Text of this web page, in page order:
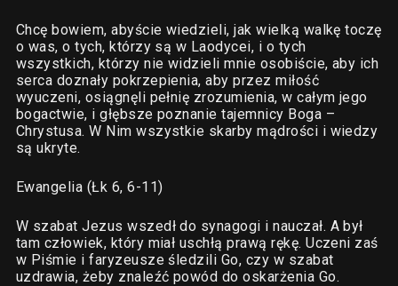
Chcę bowiem, abyście wiedzieli, jak wielką walkę toczę
o was, o tych, którzy są w Laodycei, i o tych
wszystkich, którzy nie widzieli mnie osobiście, aby ich
serca doznały pokrzepienia, aby przez miłość
wyuczeni, osiągnęli pełnię zrozumienia, w całym jego
bogactwie, i głębsze poznanie tajemnicy Boga –
Chrystusa. W Nim wszystkie skarby mądrości i wiedzy
są ukryte.
Ewangelia (Łk 6, 6-11)
W szabat Jezus wszedł do synagogi i nauczał. A był
tam człowiek, który miał uschłą prawą rękę. Uczeni zaś
w Piśmie i faryzeusze śledzili Go, czy w szabat
uzdrawia, żeby znaleźć powód do oskarżenia Go.